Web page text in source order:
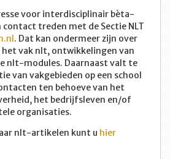
voor interdisciplinair bèta-
treden met de Sectie NLT
. Dat kan ondermeer zijn over
vak nlt, ontwikkelingen van
nlt-modules. Daarnaast valt te
van vakgebieden op een school
ten behoeve van het
het bedrijfsleven en/of
organisaties.
nlt-artikelen kunt u hier